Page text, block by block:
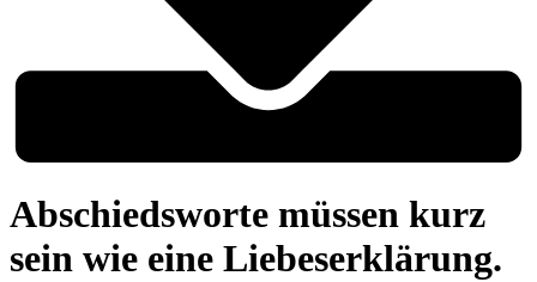
Abschiedsworte müssen kurz
sein wie eine Liebeserklärung.